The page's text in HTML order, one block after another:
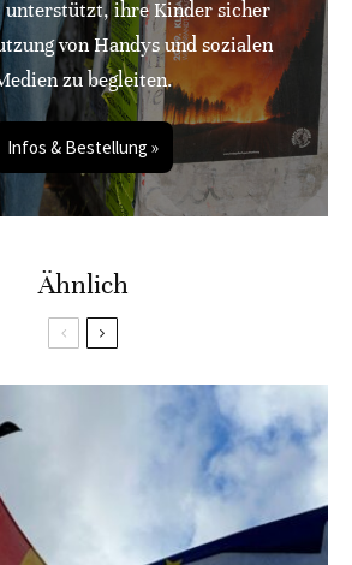
unterstützt, ihre Kinder sicher
von Handys und sozialen
zu begleiten.
Infos & Bestellung »
Ähnlich